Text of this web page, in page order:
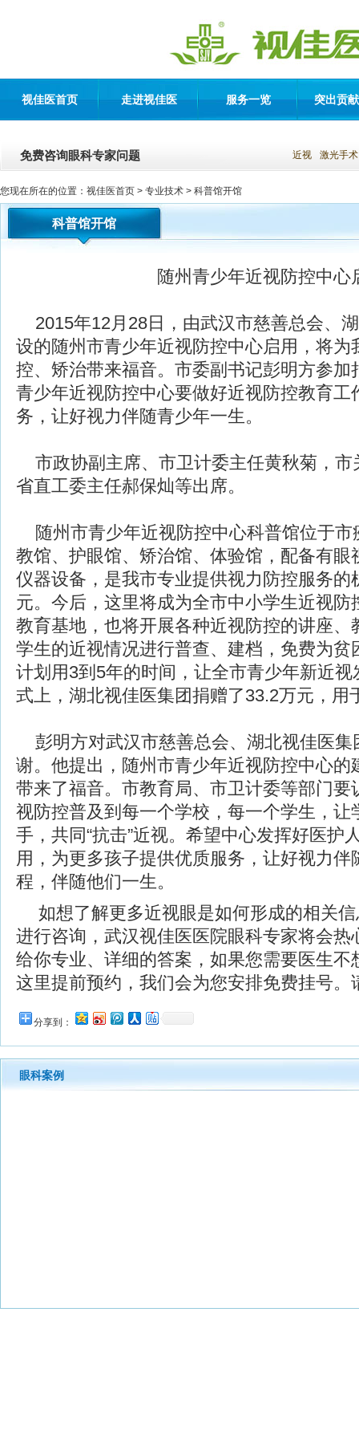
视佳医首页 走进视佳医 服务一览 突出贡
免费咨询眼科专家问题 近视 激光手术
您现在所在的位置： 视佳医首页 > 专业技术 > 科普馆开馆
科普馆开馆
随州青少年近视防控中心
2015年12月28日，由武汉市慈善总会、
设的随州市青少年近视防控中心启用，将为
控、矫治带来福音。市委副书记彭明方参加
青少年近视防控中心要做好近视防控教育工
务，让好视力伴随青少年一生。
市政协副主席、市卫计委主任黄秋菊，市
省直工委主任郝保灿等出席。
随州市青少年近视防控中心科普馆位于市
教馆、护眼馆、矫治馆、体验馆，配备有眼
仪器设备，是我市专业提供视力防控服务的
元。今后，这里将成为全市中小学生近视防
教育基地，也将开展各种近视防控的讲座、
学生的近视情况进行普查、建档，免费为贫
计划用3到5年的时间，让全市青少年新近
式上，湖北视佳医集团捐赠了33.2万元，用
彭明方对武汉市慈善总会、湖北视佳医
谢。他提出，随州市青少年近视防控中心的
带来了福音。市教育局、市卫计委等部门要
视防控普及到每一个学校，每一个学生，让
手，共同“抗击”近视。希望中心发挥好医护
用，为更多孩子提供优质服务，让好视力伴
程，伴随他们一生。
如想了解更多近视眼是如何形成的相关
进行咨询，武汉视佳医医院眼科专家将会热
给你专业、详细的答案，如果您需要医生不
这里提前预约，我们会为您安排免费挂号。
分享到：
眼科案例